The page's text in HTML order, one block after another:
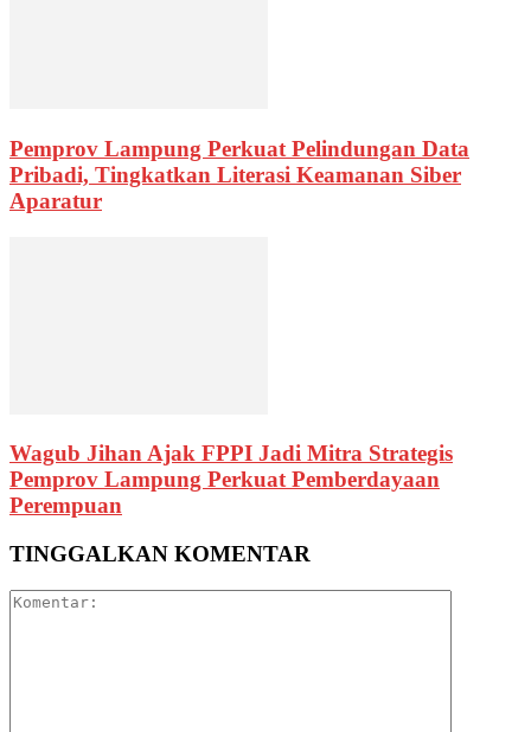
Pemprov Lampung Perkuat Pelindungan Data
Pribadi, Tingkatkan Literasi Keamanan Siber
Aparatur
Wagub Jihan Ajak FPPI Jadi Mitra Strategis
Pemprov Lampung Perkuat Pemberdayaan
Perempuan
TINGGALKAN KOMENTAR